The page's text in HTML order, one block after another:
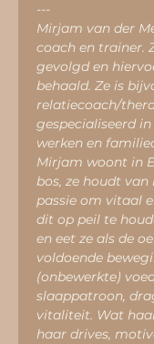
---
Mirjam van der
coach en trainer.
gevolgd en
behaald. Ze is
relatiecoach/
gespecialiseerd
werken en
Mirjam woont in
bos, ze houdt
passie om vitaal
dit op peil te
en eet ze als de
voldoende
(onbewerkte)
slaappatroon,
vitaliteit. Wat
haar drives,